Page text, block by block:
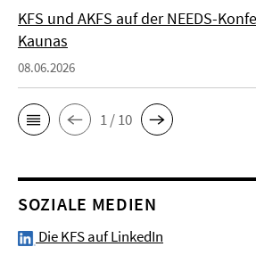
KFS und AKFS auf der NEEDS-
Kaunas
08.06.2026
1 / 10
SOZIALE MEDIEN
Die KFS auf LinkedIn